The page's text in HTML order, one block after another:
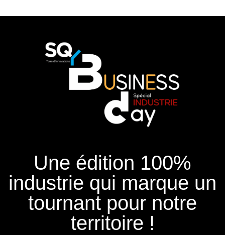
Une édition 100%
industrie qui marque un
tournant pour notre
territoire !